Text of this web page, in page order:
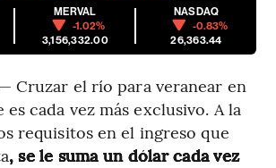
MERVAL
-1.02%
3,156,332.00
NASDAQ
-0.83%
26,363.44
Cruzar el río para veranear en
es cada vez más exclusivo. A la
requisitos en el ingreso que
, se le suma un dólar cada vez